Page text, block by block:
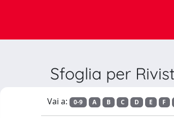
Sfoglia per
Vai a: 0-9 A B C D E F